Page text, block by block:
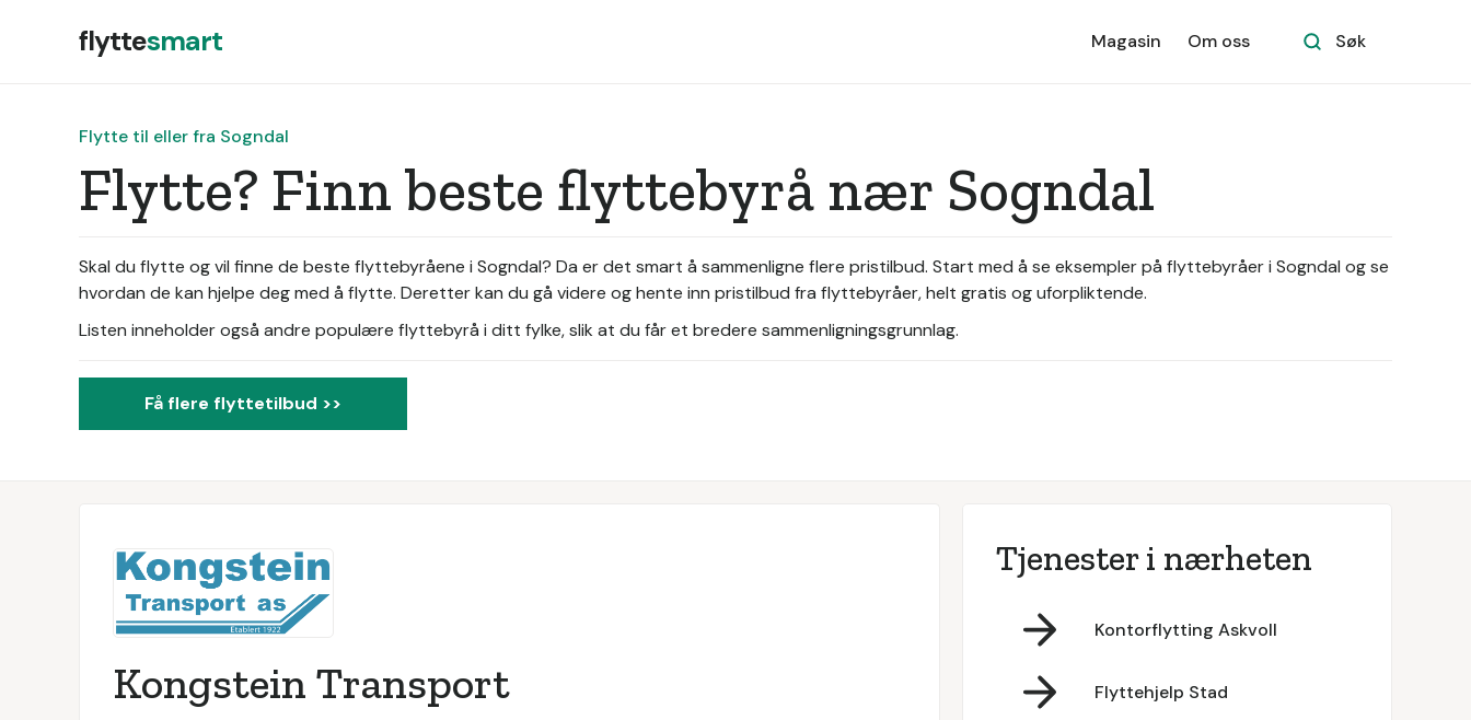
flyttesmart Magasin Om oss Søk
Flytte til eller fra Sogndal
Flytte? Finn beste flyttebyrå nær Sogndal
Skal du flytte og vil finne de beste flyttebyråene i Sogndal? Da er det smart å sammenligne flere pristilbud. Start med å se eksempler på flyttebyråer i Sogndal og se
hvordan de kan hjelpe deg med å flytte. Deretter kan du gå videre og hente inn pristilbud fra flyttebyråer, helt gratis og uforpliktende.
Listen inneholder også andre populære flyttebyrå i ditt fylke, slik at du får et bredere sammenligningsgrunnlag.
Få flere flyttetilbud >>
Kongstein Transport
Tjenester i nærheten
Kontorflytting Askvoll
Flyttehjelp Stad